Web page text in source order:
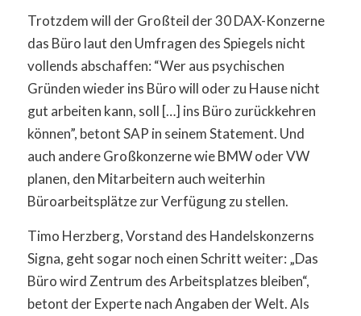
Trotzdem will der Großteil der 30 DAX-Konzerne
das Büro laut den Umfragen des Spiegels nicht
vollends abschaffen: “Wer aus psychischen
Gründen wieder ins Büro will oder zu Hause nicht
gut arbeiten kann, soll […] ins Büro zurückkehren
können”, betont SAP in seinem Statement. Und
auch andere Großkonzerne wie BMW oder VW
planen, den Mitarbeitern auch weiterhin
Büroarbeitsplätze zur Verfügung zu stellen.
Timo Herzberg, Vorstand des Handelskonzerns
Signa, geht sogar noch einen Schritt weiter: „Das
Büro wird Zentrum des Arbeitsplatzes bleiben“,
betont der Experte nach Angaben der Welt. Als